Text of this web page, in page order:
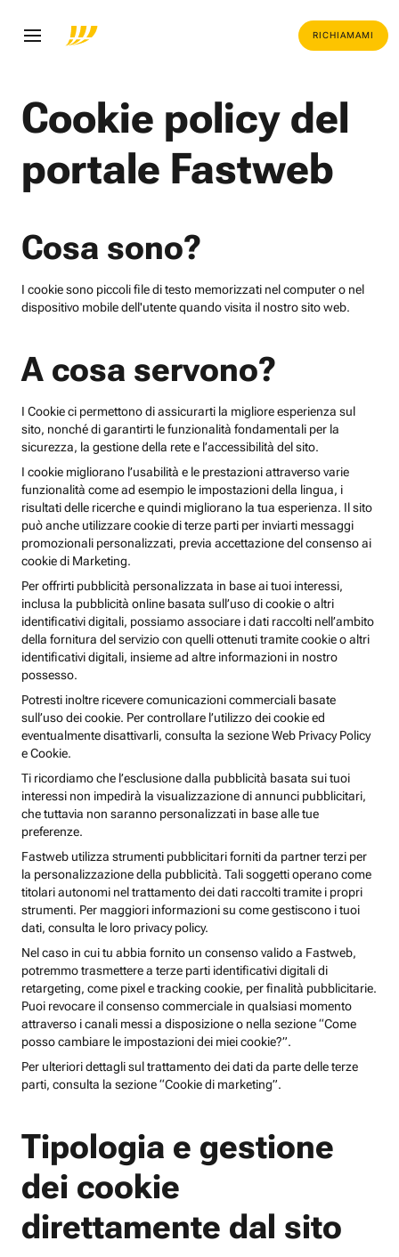
RICHIAMAMI
Cookie policy del
portale Fastweb
Cosa sono?
I cookie sono piccoli file di testo memorizzati nel computer o nel
dispositivo mobile dell'utente quando visita il nostro sito web.
A cosa servono?
I Cookie ci permettono di assicurarti la migliore esperienza sul
sito, nonché di garantirti le funzionalità fondamentali per la
sicurezza, la gestione della rete e l’accessibilità del sito.
I cookie migliorano l’usabilità e le prestazioni attraverso varie
funzionalità come ad esempio le impostazioni della lingua, i
risultati delle ricerche e quindi migliorano la tua esperienza. Il sito
può anche utilizzare cookie di terze parti per inviarti messaggi
promozionali personalizzati, previa accettazione del consenso ai
cookie di Marketing.
Per offrirti pubblicità personalizzata in base ai tuoi interessi,
inclusa la pubblicità online basata sull’uso di cookie o altri
identificativi digitali, possiamo associare i dati raccolti nell’ambito
della fornitura del servizio con quelli ottenuti tramite cookie o altri
identificativi digitali, insieme ad altre informazioni in nostro
possesso.
Potresti inoltre ricevere comunicazioni commerciali basate
sull’uso dei cookie. Per controllare l’utilizzo dei cookie ed
eventualmente disattivarli, consulta la sezione Web Privacy Policy
e Cookie.
Ti ricordiamo che l’esclusione dalla pubblicità basata sui tuoi
interessi non impedirà la visualizzazione di annunci pubblicitari,
che tuttavia non saranno personalizzati in base alle tue
preferenze.
Fastweb utilizza strumenti pubblicitari forniti da partner terzi per
la personalizzazione della pubblicità. Tali soggetti operano come
titolari autonomi nel trattamento dei dati raccolti tramite i propri
strumenti. Per maggiori informazioni su come gestiscono i tuoi
dati, consulta le loro privacy policy.
Nel caso in cui tu abbia fornito un consenso valido a Fastweb,
potremmo trasmettere a terze parti identificativi digitali di
retargeting, come pixel e tracking cookie, per finalità pubblicitarie.
Puoi revocare il consenso commerciale in qualsiasi momento
attraverso i canali messi a disposizione o nella sezione “Come
posso cambiare le impostazioni dei miei cookie?”.
Per ulteriori dettagli sul trattamento dei dati da parte delle terze
parti, consulta la sezione “Cookie di marketing”.
Tipologia e gestione
dei cookie
direttamente dal sito